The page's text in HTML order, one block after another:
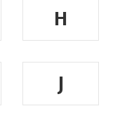
H
J